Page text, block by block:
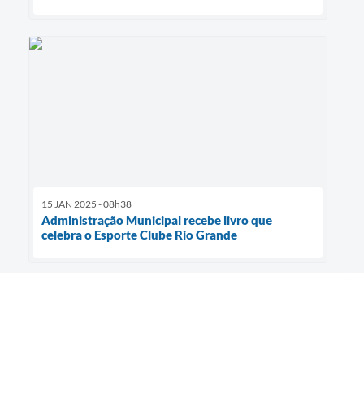
15 JAN 2025 - 08h38
Administração Municipal recebe livro que
celebra o Esporte Clube Rio Grande